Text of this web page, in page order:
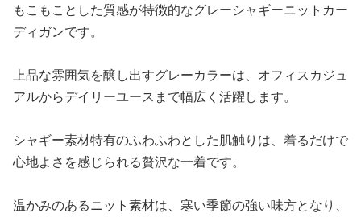
もこもことした質感が特徴的なグレーシャギーニットカー
ディガンです。
上品な雰囲気を醸し出すグレーカラーは、オフィスカジュ
アルからデイリーユースまで幅広く活躍します。
シャギー素材特有のふわふわとした肌触りは、着るだけで
心地よさを感じられる贅沢な一着です。
温かみのあるニット素材は、寒い季節の強い味方となり、